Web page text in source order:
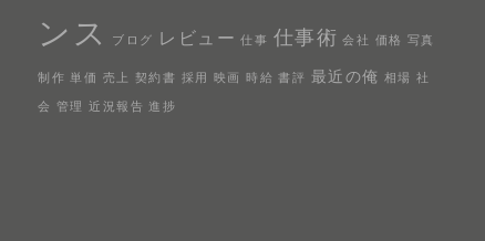
ンス
ブログ レビュー 仕事 仕事術 会社 価格 写真
制作 単価 売上 契約書 採用 映画 時給 書評 最近の俺 相場 社
会 管理 近況報告 進捗